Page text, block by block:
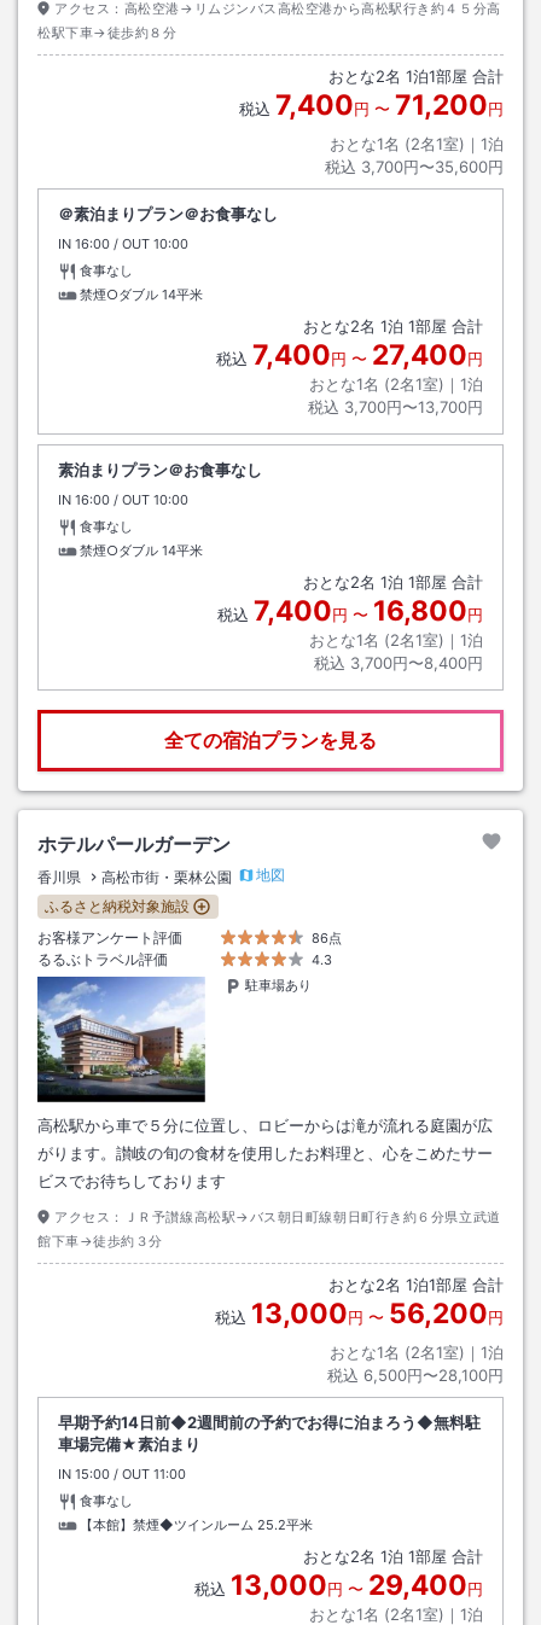
アクセス： 高松空港→リムジンバス高松空港から高松駅行き約４５分高
松駅下車→徒歩約８分
おとな2名 1泊1部屋 合計
税込 7,400円 〜 71,200円
おとな1名 (2名1室)｜ 1泊
税込 3,700円〜35,600円
＠素泊まりプラン＠お食事なし
IN チェックイン
16:00 / OUT チェックアウト
10:00
食事なし
禁煙○ダブル 14平米
おとな2名 1泊 1部屋 合計
税込 7,400円 〜 27,400円
おとな1名 (2名1室)｜ 1泊
税込 3,700円〜13,700円
素泊まりプラン＠お食事なし
IN チェックイン
16:00 / OUT チェックアウト
10:00
食事なし
禁煙○ダブル 14平米
おとな2名 1泊 1部屋 合計
税込 7,400円 〜 16,800円
おとな1名 (2名1室)｜ 1泊
税込 3,700円〜8,400円
全ての宿泊プランを見る
ホテルパールガーデン
香川県 高松市街・栗林公園
地図
ふるさと納税対象施設
お客様アンケート評価
86点
るるぶトラベル評価
4.3
駐車場あり
高松駅から車で５分に位置し、ロビーからは滝が流れる庭園が広
がります。讃岐の旬の食材を使用したお料理と、心をこめたサー
ビスでお待ちしております
アクセス：
ＪＲ予讃線高松駅→バス朝日町線朝日町行き約６分県立武道
館下車→徒歩約３分
おとな2名 1泊1部屋 合計
税込 13,000円 〜 56,200円
おとな1名 (2名1室)｜ 1泊
税込 6,500円〜28,100円
早期予約14日前◆2週間前の予約でお得に泊まろう◆無料駐
車場完備★素泊まり
IN チェックイン
15:00 / OUT チェックアウト
11:00
食事なし
【本館】禁煙◆ツインルーム 25.2平米
おとな2名 1泊 1部屋 合計
税込 13,000円 〜 29,400円
おとな1名 (2名1室)｜ 1泊